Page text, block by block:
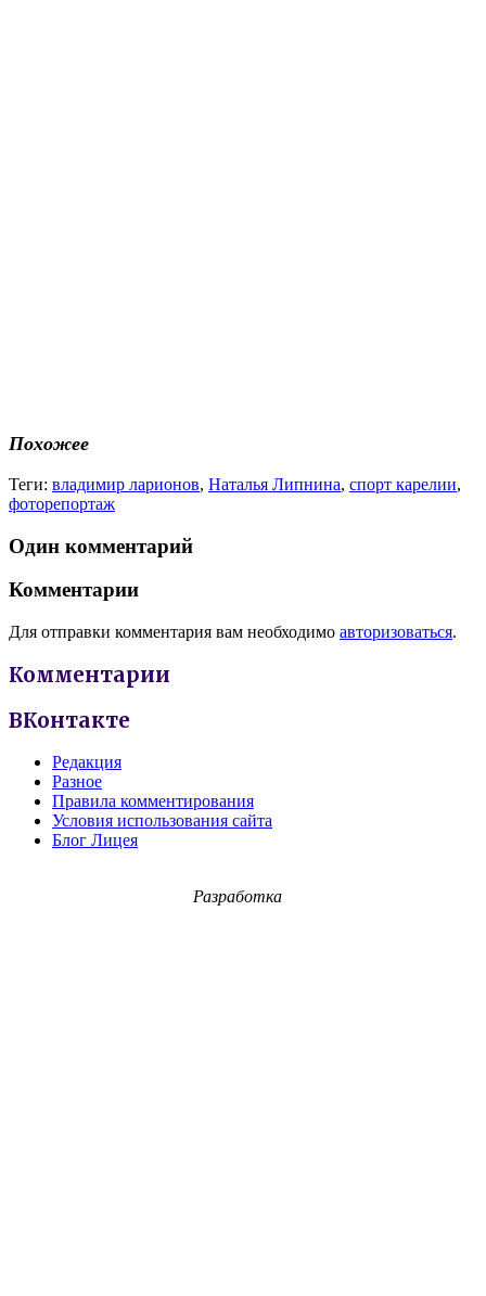
Похожее
Теги: владимир ларионов, Наталья Липнина, спорт карелии,
фоторепортаж
Один комментарий
Комментарии
Для отправки комментария вам необходимо авторизоваться.
Комментарии
ВКонтакте
Редакция
Разное
Правила комментирования
Условия использования сайта
Блог Лицея
Разработка